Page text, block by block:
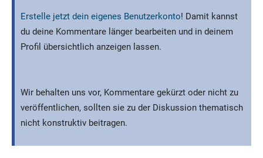
Erstelle jetzt dein eigenes Benutzerkonto! Damit kannst
du deine Kommentare länger bearbeiten und in deinem
Profil übersichtlich anzeigen lassen.
Wir behalten uns vor, Kommentare gekürzt oder nicht zu
veröffentlichen, sollten sie zu der Diskussion thematisch
nicht konstruktiv beitragen.